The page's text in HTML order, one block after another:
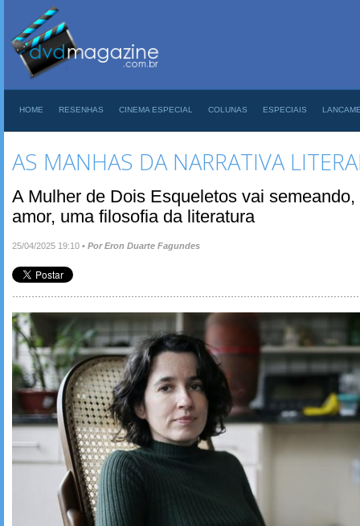
HOME RESENHAS CINEMA ESPECIAL COLUNAS ESPECIAIS
AS MANHAS DA NARRATIVA
A Mulher de Dois Esqueletos vai
amor, uma filosofia da literatura
25/04/2025 19:10 • Por Eron Duarte Fagundes